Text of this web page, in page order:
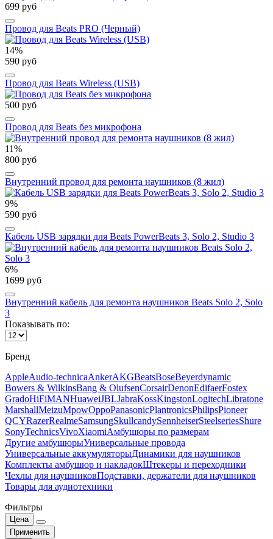
699 руб
Провод для Beats PRO (Черный)
14%
590 руб
Провод для Beats Wireless (USB)
500 руб
Провод для Beats без микрофона
11%
800 руб
Внутренний провод для ремонта наушников (8 жил)
9%
590 руб
Кабель USB зарядки для Beats PowerBeats 3, Solo 2, Studio 3
6%
1699 руб
Внутренний кабель для ремонта наушников Beats Solo 2, Solo
3
Показывать по:
Бренд
AppleAudio-technicaAnkerAKGBeatsBoseBeyerdynamic
Bowers & WilkinsBang & OlufsenCorsairDenonEdifaerFostex
GradoHiFiMANHuaweiJBLJabraKossKingstonLogitechLibratone
MarshallMeizuMpowOppoPanasonicPlantronicsPhilipsPioneer
QCYRazerRealmeSamsungSkullcandySennheiserSteelseriesShure
SonyTechnicsVivoXiaomiАмбушюры по размерам
Другие амбушюрыУниверсальные провода
Универсальные аккумуляторыДинамики для наушников
Комплекты амбушюр и накладокШтекеры и переходники
Чехлы для наушниковПодставки, держатели для наушников
Товары для аудиотехники
Фильтры
Цена
Применить